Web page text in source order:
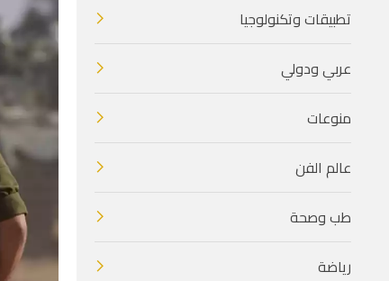
تطبيقات وتكنولوجيا
عربي ودولي
منوعات
عالم الفن
طب وصحة
رياضة